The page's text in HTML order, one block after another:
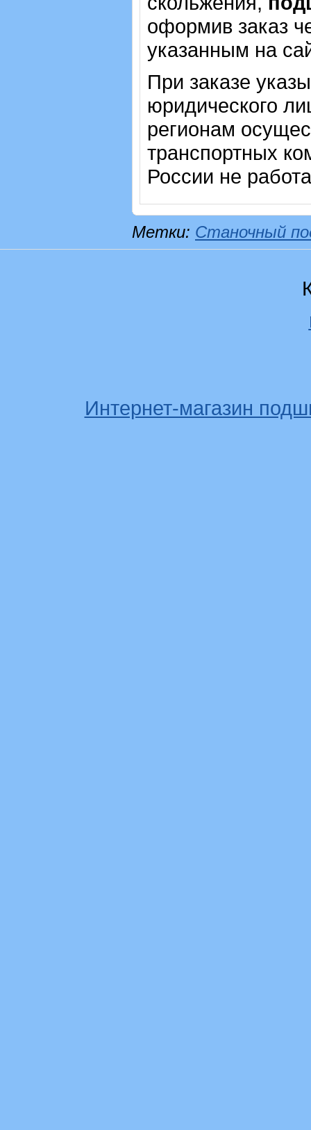
оформив заказ
указанным на
При заказе
юридического
регионам
транспортных
России не
Метки: Станочный
Интернет-магазин